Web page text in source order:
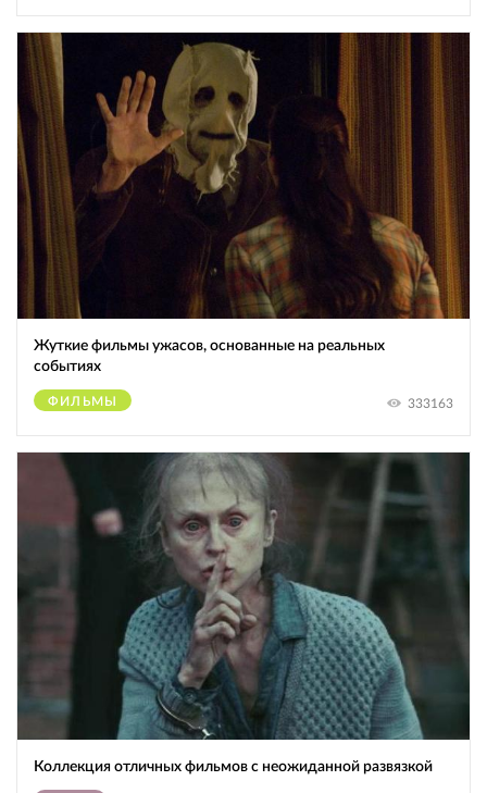
Жуткие фильмы ужасов, основанные на реальных
событиях
ФИЛЬМЫ 333163
Коллекция отличных фильмов с неожиданной развязкой